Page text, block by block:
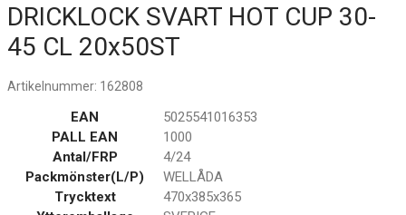
DRICKLOCK SVART HOT CUP 30-
45 CL 20x50ST
Artikelnummer: 162808
EAN
5025541016353
PALL EAN
1000
Antal/FRP
4/24
Packmönster(L/P)
WELLÅDA
Trycktext
470x385x365